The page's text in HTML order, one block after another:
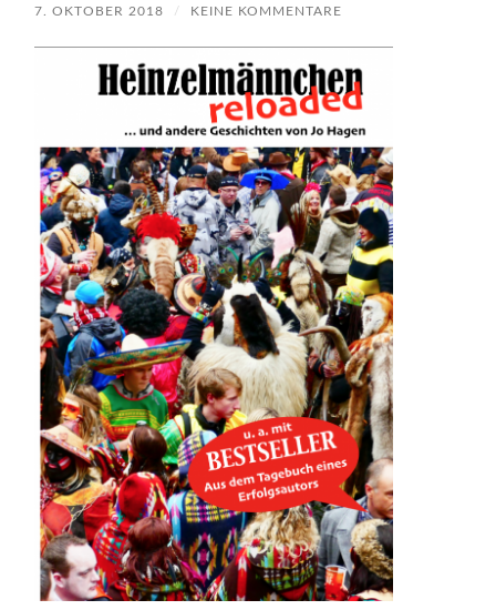
7. OKTOBER 2018 / KEINE KOMMENTARE